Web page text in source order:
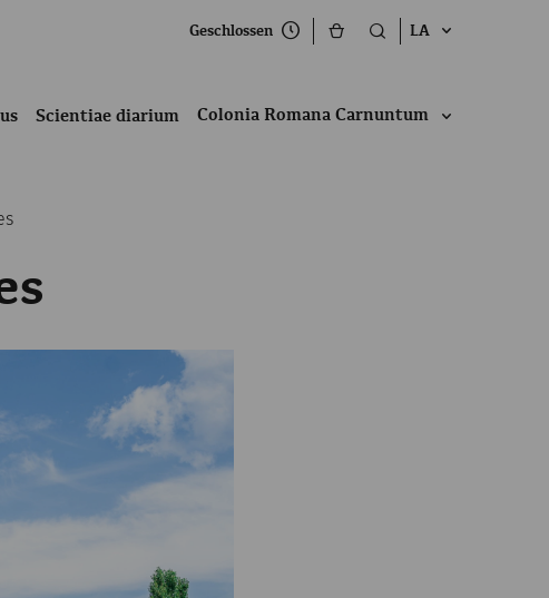
Geschlossen LA
Scientiae diarium Colonia Romana Carnuntum